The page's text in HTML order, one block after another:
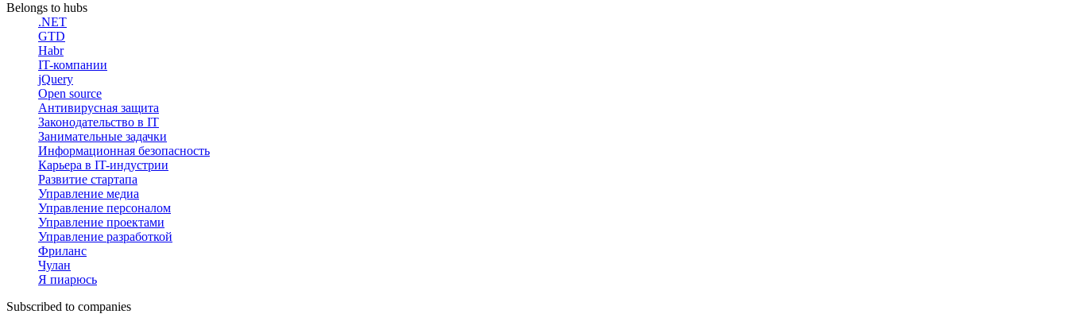
Belongs to hubs
.NET
GTD
Habr
IT-компании
jQuery
Open source
Антивирусная защита
Законодательство в IT
Занимательные задачки
Информационная безопасность
Карьера в IT-индустрии
Развитие стартапа
Управление медиа
Управление персоналом
Управление проектами
Управление разработкой
Фриланс
Чулан
Я пиарюсь
Subscribed to companies